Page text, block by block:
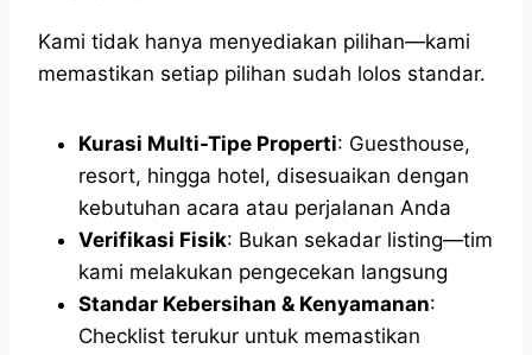
Kami tidak hanya menyediakan pilihan—kami
memastikan setiap pilihan sudah lolos standar.
Kurasi Multi-Tipe Properti: Guesthouse,
resort, hingga hotel, disesuaikan dengan
kebutuhan acara atau perjalanan Anda
Verifikasi Fisik: Bukan sekadar listing—tim
kami melakukan pengecekan langsung
Standar Kebersihan & Kenyamanan:
Checklist terukur untuk memastikan